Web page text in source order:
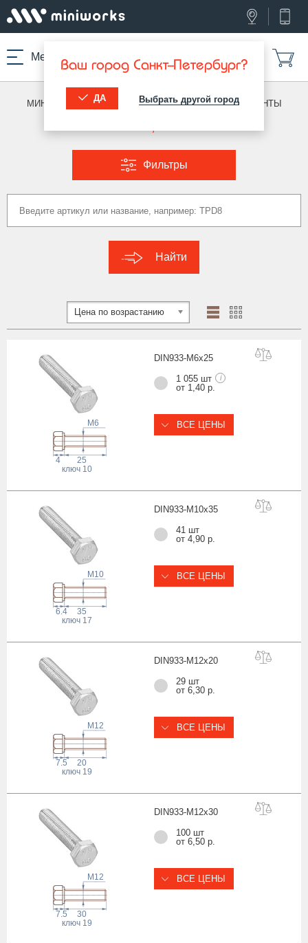
Меню Ваш город Санкт-Петербург?
ДА Выбрать другой город
МИНИВОРКС ПРО МЕТИЗЫ, ТАКЕЛАЖ /БОЛТЫ, ВИНТЫ
Фильтры
Найти
Цена по возрастанию
DIN933-M6x25
25
M6
4
ключ 10
1 055 шт i
от 1,40 р.
ВСЕ ЦЕНЫ
DIN933-M10x35
35
M10
6.4
ключ 17
41 шт
от 4,90 р.
ВСЕ ЦЕНЫ
DIN933-M12x20
20
M12
7.5
ключ 19
29 шт
от 6,30 р.
ВСЕ ЦЕНЫ
DIN933-M12x30
30
M12
7.5
ключ 19
100 шт
от 6,50 р.
ВСЕ ЦЕНЫ